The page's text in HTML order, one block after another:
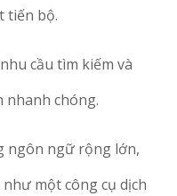
tiến bộ.
cầu tìm kiếm và
nhanh chóng.
ngôn ngữ rộng lớn,
một công cụ dịch